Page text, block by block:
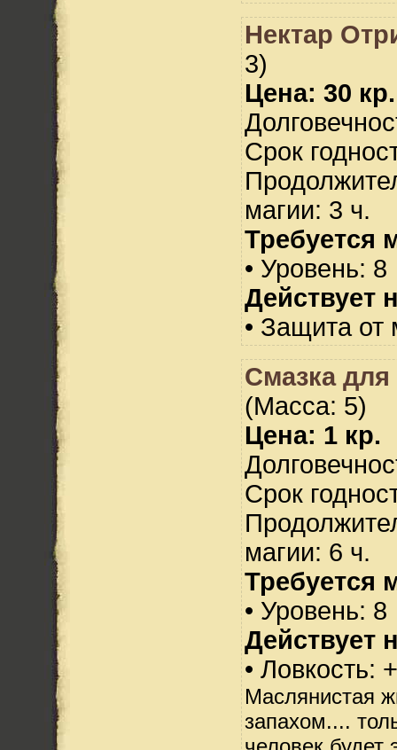
Нектар
3)
Цена: 30 кр.
Срок
магии: 3 ч.
Требуется
• Уровень: 8
Действует
• Защита от
Смазка
(Масса: 5)
Цена: 1 кр.
Срок
магии: 6 ч.
Требуется
• Уровень: 8
Действует
• Ловкость:
Маслянистая
запахом....